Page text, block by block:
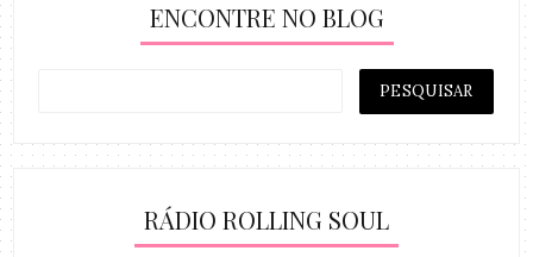
ENCONTRE NO BLOG
RÁDIO ROLLING SOUL